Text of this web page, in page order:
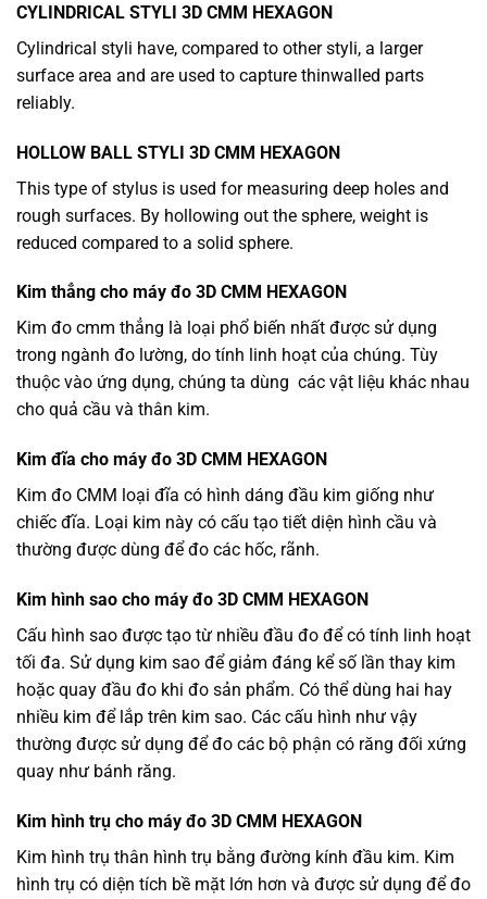
CYLINDRICAL STYLI 3D CMM HEXAGON
Cylindrical styli have, compared to other styli, a larger
surface area and are used to capture thinwalled parts
reliably.
HOLLOW BALL STYLI 3D CMM HEXAGON
This type of stylus is used for measuring deep holes and
rough surfaces. By hollowing out the sphere, weight is
reduced compared to a solid sphere.
Kim thẳng cho máy đo 3D CMM HEXAGON
Kim đo cmm thẳng là loại phổ biến nhất được sử dụng
trong ngành đo lường, do tính linh hoạt của chúng. Tùy
thuộc vào ứng dụng, chúng ta dùng các vật liệu khác nhau
cho quả cầu và thân kim.
Kim đĩa cho máy đo 3D CMM HEXAGON
Kim đo CMM loại đĩa có hình dáng đầu kim giống như
chiếc đĩa. Loại kim này có cấu tạo tiết diện hình cầu và
thường được dùng để đo các hốc, rãnh.
Kim hình sao cho máy đo 3D CMM HEXAGON
Cấu hình sao được tạo từ nhiều đầu đo để có tính linh hoạt
tối đa. Sử dụng kim sao để giảm đáng kể số lần thay kim
hoặc quay đầu đo khi đo sản phẩm. Có thể dùng hai hay
nhiều kim để lắp trên kim sao. Các cấu hình như vậy
thường được sử dụng để đo các bộ phận có răng đối xứng
quay như bánh răng.
Kim hình trụ cho máy đo 3D CMM HEXAGON
Kim hình trụ thân hình trụ bằng đường kính đầu kim. Kim
hình trụ có diện tích bề mặt lớn hơn và được sử dụng để đo